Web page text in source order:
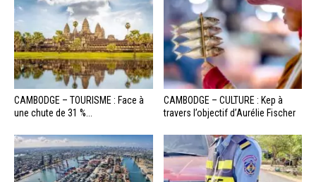
CAMBODGE – TOURISME : Face à
une chute de 31 %...
CAMBODGE – CULTURE : Kep à
travers l’objectif d’Aurélie Fischer